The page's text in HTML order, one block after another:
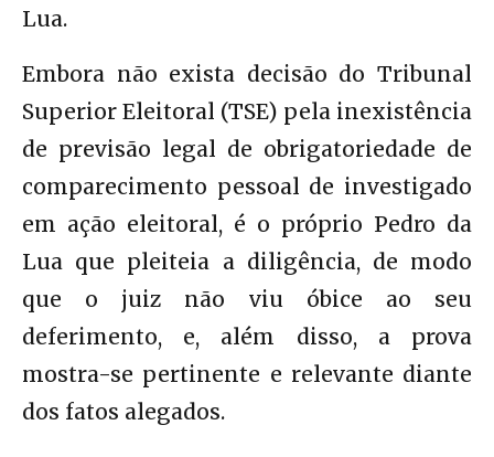
Lua.
Embora não exista decisão do Tribunal
Superior Eleitoral (TSE) pela inexistência
de previsão legal de obrigatoriedade de
comparecimento pessoal de investigado
em ação eleitoral, é o próprio Pedro da
Lua que pleiteia a diligência, de modo
que o juiz não viu óbice ao seu
deferimento, e, além disso, a prova
mostra-se pertinente e relevante diante
dos fatos alegados.